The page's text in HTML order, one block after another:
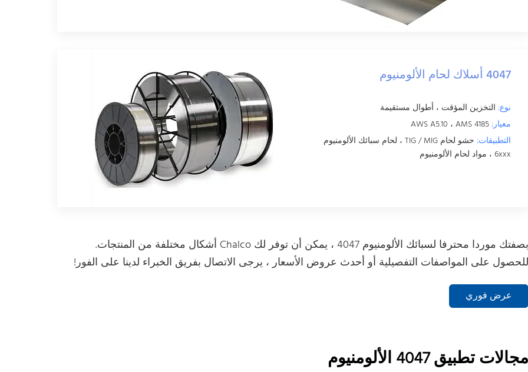
4047 أسلاك لحام الألومنيوم
نوع: التخزين المؤقت ، أطوال مستقيمة
معيار:
التطبيقات:
حشو لحام TIG / MIG ، لحام سبائك الألومنيوم
6xxx ، مواد لحام الألومنيوم
بصفتك موردا محترفا لسبائك الألومنيوم 4047 ، يمكن أن توفر لك Chalco أشكال مختلفة من المنتجات.
للحصول على المواصفات التفصيلية أو أحدث عروض الأسعار ، يرجى الاتصال بفريق الخبراء لدينا على الفور!
عرض فوري
مجالات تطبيق 4047 الألومنيوم